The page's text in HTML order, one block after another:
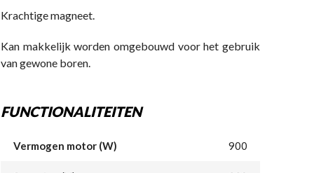
Krachtige magneet.
Kan makkelijk worden omgebouwd voor het gebruik
van gewone boren.
FUNCTIONALITEITEN
Vermogen motor (W) 900